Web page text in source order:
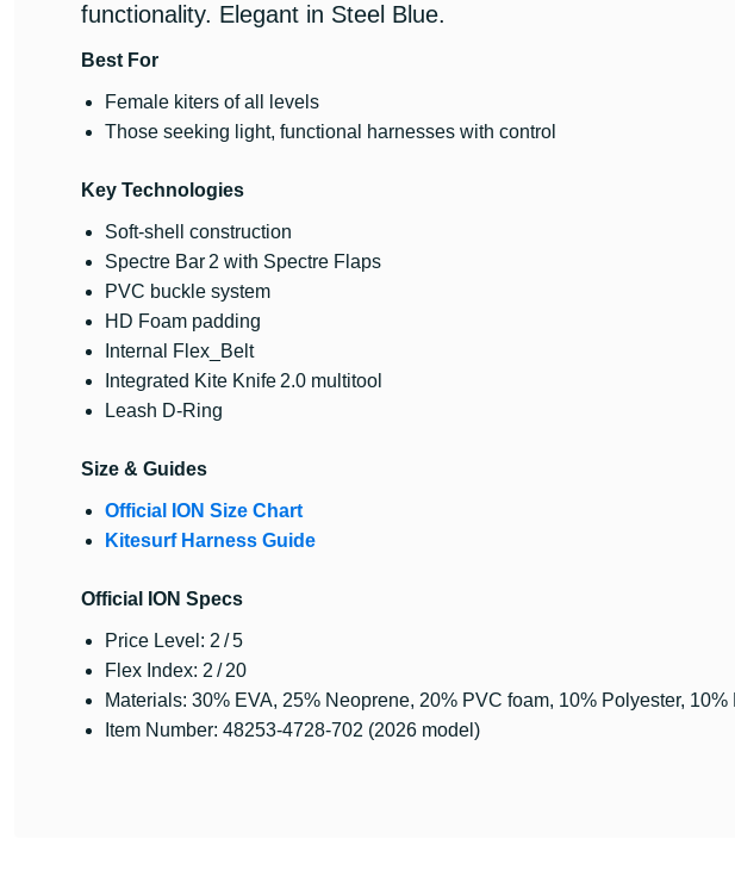
functionality. Elegant in Steel Blue.
Best For
Female kiters of all levels
Those seeking light, functional harnesses with control
Key Technologies
Soft-shell construction
Spectre Bar 2 with Spectre Flaps
PVC buckle system
HD Foam padding
Internal Flex_Belt
Integrated Kite Knife 2.0 multitool
Leash D‑Ring
Size & Guides
Official ION Size Chart
Kitesurf Harness Guide
Official ION Specs
Price Level: 2 / 5
Flex Index: 2 / 20
Materials: 30% EVA, 25% Neoprene, 20% PVC foam, 10% Polyester,
Item Number: 48253‑4728‑702 (2026 model)